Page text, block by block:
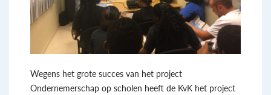
Wegens het grote succes van het project
Ondernemerschap op scholen heeft de KvK het project